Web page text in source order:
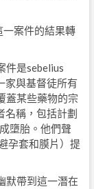
一案件的結果轉
件是sebelius
家與基督徒所有
蓋某些藥物的宗
名稱，包括計劃
墮胎。他們聲
孕套和膜片）提
默帶到這一潛在